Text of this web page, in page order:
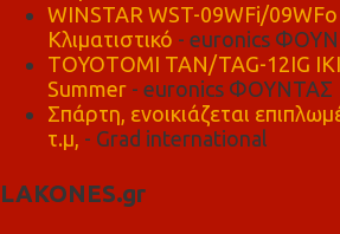
WINSTAR WST-09WFi/
Κλιματιστικό - euronics
TOYOTOMI TAN/TAG-12IG
Summer - euronics ΦΟΥΝΤΑΣ
Σπάρτη, ενοικιάζεται
τ.μ, - Grad international
LAKONES.gr